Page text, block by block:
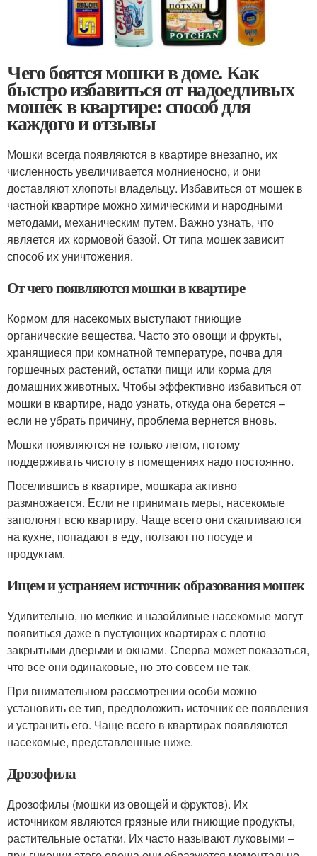
Чего боятся мошки в доме. Как
быстро избавиться от надоедливых
мошек в квартире: способ для
каждого и отзывы
Мошки всегда появляются в квартире внезапно, их
численность увеличивается молниеносно, и они
доставляют хлопоты владельцу. Избавиться от мошек в
частной квартире можно химическими и народными
методами, механическим путем. Важно узнать, что
является их кормовой базой. От типа мошек зависит
способ их уничтожения.
От чего появляются мошки в квартире
Кормом для насекомых выступают гниющие
органические вещества. Часто это овощи и фрукты,
хранящиеся при комнатной температуре, почва для
горшечных растений, остатки пищи или корма для
домашних животных. Чтобы эффективно избавиться от
мошки в квартире, надо узнать, откуда она берется –
если не убрать причину, проблема вернется вновь.
Мошки появляются не только летом, потому
поддерживать чистоту в помещениях надо постоянно.
Поселившись в квартире, мошкара активно
размножается. Если не принимать меры, насекомые
заполонят всю квартиру. Чаще всего они скапливаются
на кухне, попадают в еду, ползают по посуде и
продуктам.
Ищем и устраняем источник образования мошек
Удивительно, но мелкие и назойливые насекомые могут
появиться даже в пустующих квартирах с плотно
закрытыми дверьми и окнами. Сперва может показаться,
что все они одинаковые, но это совсем не так.
При внимательном рассмотрении особи можно
установить ее тип, предположить источник ее появления
и устранить его. Чаще всего в квартирах появляются
насекомые, представленные ниже.
Дрозофила
Дрозофилы (мошки из овощей и фруктов). Их
источником являются грязные или гниющие продукты,
растительные остатки. Их часто называют луковыми –